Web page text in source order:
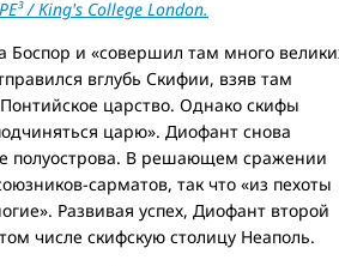
/ King's College London.
Боспор и «совершил там много
вглубь Скифии, взяв там
царство. Однако скифы
царю». Диофант снова
полуострова. В решающем сражении
сарматов, так что «из пехоты
Развивая успех, Диофант второй
числе скифскую столицу Неаполь.